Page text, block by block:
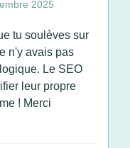
2025
tu soulèves sur
n'y avais pas
Le SEO
leur propre
! Merci